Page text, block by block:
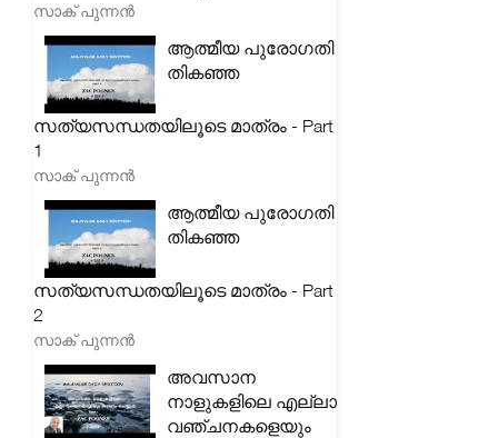
സാക് പുന്നൻ
ആത്മീയ പുരോഗതി
തികഞ്ഞ
സത്യസന്ധതയിലൂടെ മാത്രം - Part
1
സാക് പുന്നൻ
ആത്മീയ പുരോഗതി
തികഞ്ഞ
സത്യസന്ധതയിലൂടെ മാത്രം - Part
2
സാക് പുന്നൻ
അവസാന
നാളുകളിലെ എല്ലാ
വഞ്ചനകളെയും